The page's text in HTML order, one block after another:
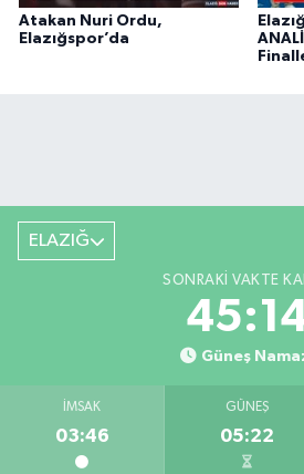
Atakan Nuri Ordu,
Elazığspor’da
ELAZIĞ
SONRAKI VAKTE
Güneş
İMSAK
03:46
GÜNEŞ
05:22